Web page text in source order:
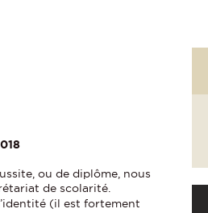
ou de diplôme, nous
de scolarité.
(il est fortement